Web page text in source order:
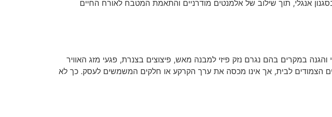
אנגלי, תוך שילוב של אלמנטים מודרניים והתאמת המטבח לאורח החיים
במקרים בהם נגרם נזק פיזי למבנה מאש, פיצוצים בצנרת, פגעי מזג האוויר
הצמודים לבית, אך אינו מכסה את ערך הקרקע או חלקים המשמשים לעסק. כך לא